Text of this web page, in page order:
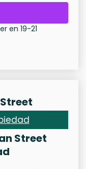
en 19-21
Street